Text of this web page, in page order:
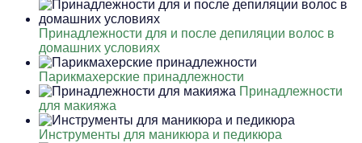
Принадлежности для и после депиляции волос в
домашних условиях
Парикмахерские принадлежности
Принадлежности
для макияжа
Инструменты для маникюра и педикюра